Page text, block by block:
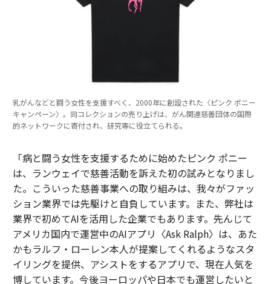
乳がんなどと闘う女性を支援すべく、2000年に創設された〈ピンク ポニー
キャンペーン〉。同コレクションの売り上げは、がん関連慈善団体の国際
的ネットワークに寄付され、研究等に役立てられる。
「病と闘う女性を支援するために始めたピンク ポニー
は、ランウェイで慈善活動を訴えた初の試みとなりまし
た。こういった慈善事業への取り組みは、我々がファッ
ション業界では先駆けと自負しています。また、弊社は
業界で初めてAIを活用した企業でもあります。先んじて
アメリカ国内で運営中のAIアプリ〈Ask Ralph〉は、あた
かもラルフ・ローレン本人が提案してくれるようなスタ
イリングを提供、アシストをするアプリで、現在人気を
博しています。今後ヨーロッパや日本でも運営したいと